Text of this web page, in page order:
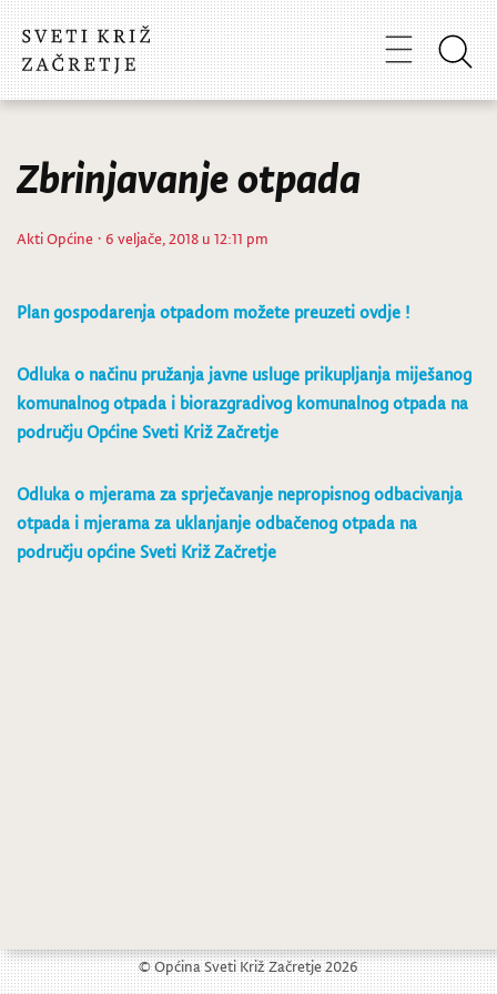
Zbrinjavanje otpada
Akti Općine · 6 veljače, 2018 u 12:11 pm
Plan gospodarenja otpadom možete preuzeti ovdje !
Odluka o načinu pružanja javne usluge prikupljanja miješanog
komunalnog otpada i biorazgradivog komunalnog otpada na
području Općine Sveti Križ Začretje
Odluka o mjerama za sprječavanje nepropisnog odbacivanja
otpada i mjerama za uklanjanje odbačenog otpada na
području općine Sveti Križ Začretje
© Općina Sveti Križ Začretje 2026